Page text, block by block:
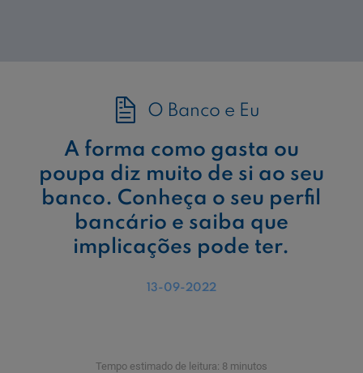
O Banco e Eu
A forma como gasta ou
poupa diz muito de si ao seu
banco. Conheça o seu perfil
bancário e saiba que
implicações pode ter.
13-09-2022
Tempo estimado de leitura: 8 minutos